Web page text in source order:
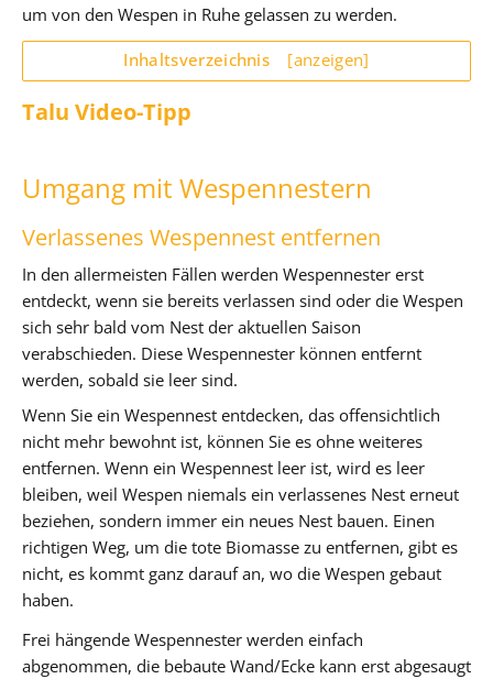
um von den Wespen in Ruhe gelassen zu werden.
Inhaltsverzeichnis [anzeigen]
Talu Video-Tipp
Umgang mit Wespennestern
Verlassenes Wespennest entfernen
In den allermeisten Fällen werden Wespennester erst
entdeckt, wenn sie bereits verlassen sind oder die Wespen
sich sehr bald vom Nest der aktuellen Saison
verabschieden. Diese Wespennester können entfernt
werden, sobald sie leer sind.
Wenn Sie ein Wespennest entdecken, das offensichtlich
nicht mehr bewohnt ist, können Sie es ohne weiteres
entfernen. Wenn ein Wespennest leer ist, wird es leer
bleiben, weil Wespen niemals ein verlassenes Nest erneut
beziehen, sondern immer ein neues Nest bauen. Einen
richtigen Weg, um die tote Biomasse zu entfernen, gibt es
nicht, es kommt ganz darauf an, wo die Wespen gebaut
haben.
Frei hängende Wespennester werden einfach
abgenommen, die bebaute Wand/Ecke kann erst abgesaugt